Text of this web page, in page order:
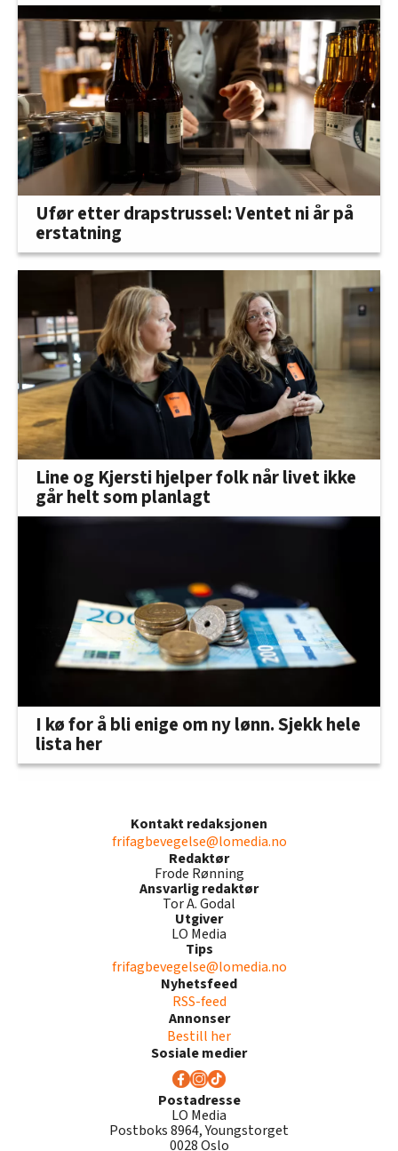
Ufør etter drapstrussel: Ventet ni år på
erstatning
Line og Kjersti hjelper folk når livet ikke
går helt som planlagt
I kø for å bli enige om ny lønn. Sjekk hele
lista her
Kontakt redaksjonen
frifagbevegelse@lomedia.no
Redaktør
Frode Rønning
Ansvarlig redaktør
Tor A. Godal
Utgiver
LO Media
Tips
frifagbevegelse@lomedia.no
Nyhetsfeed
RSS-feed
Annonser
Bestill her
Sosiale medier
Postadresse
LO Media
Postboks 8964, Youngstorget
0028 Oslo